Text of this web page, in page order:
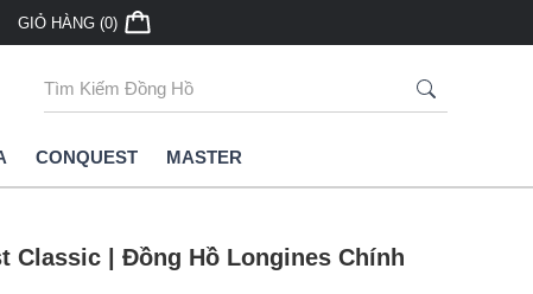
GIỎ HÀNG (0)
CONQUEST MASTER
Classic | Đồng Hồ Longines Chính